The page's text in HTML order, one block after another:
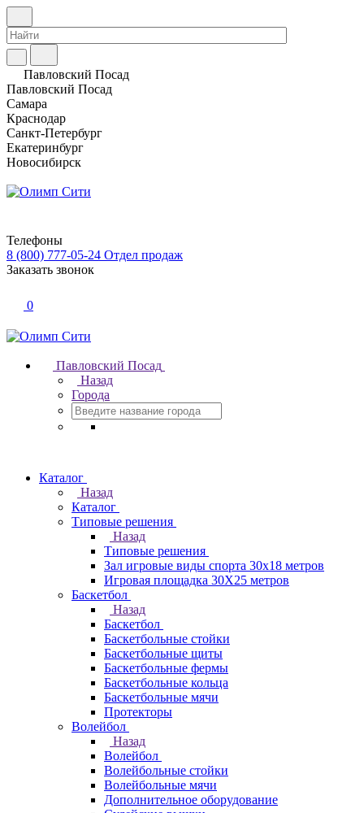
Павловский Посад
Павловский Посад
Самара
Краснодар
Санкт-Петербург
Екатеринбург
Новосибирск
Телефоны
8 (800) 777-05-24 Отдел продаж
Заказать звонок
0
Павловский Посад
Назад
Города
Каталог
Назад
Каталог
Типовые решения
Назад
Типовые решения
Зал игровые виды спорта 30x18 метров
Игровая площадка 30Х25 метров
Баскетбол
Назад
Баскетбол
Баскетбольные стойки
Баскетбольные щиты
Баскетбольные фермы
Баскетбольные кольца
Баскетбольные мячи
Протекторы
Волейбол
Назад
Волейбол
Волейбольные стойки
Волейбольные мячи
Дополнительное оборудование